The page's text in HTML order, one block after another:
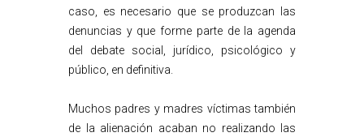
caso, es necesario que se produzcan las
denuncias y que forme parte de la agenda
del debate social, jurídico, psicológico y
público, en definitiva.
Muchos padres y madres víctimas también
de la alienación acaban no realizando las